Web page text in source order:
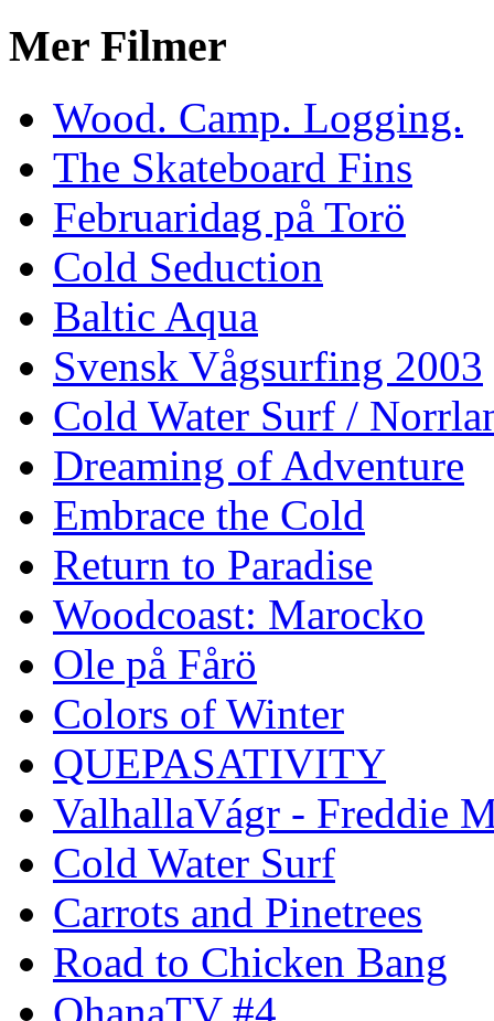
Mer Filmer
Wood. Camp. Logging.
The Skateboard Fins
Februaridag på Torö
Cold Seduction
Baltic Aqua
Svensk Vågsurfing 2003
Cold Water Surf /
Dreaming of Adventure
Embrace the Cold
Return to Paradise
Woodcoast: Marocko
Ole på Fårö
Colors of Winter
QUEPASATIVITY
ValhallaVágr - Freddie
Cold Water Surf
Carrots and Pinetrees
Road to Chicken Bang
OhanaTV #4